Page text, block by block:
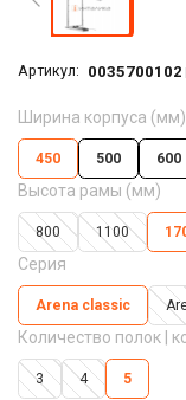
Артикул: 0035700102
Ширина корпуса (мм)
450 500 600
Высота рамы (мм)
800 1100
Серия
Arena classic
Количество полок |
3 4 5